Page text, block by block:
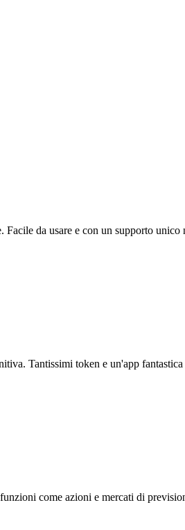
da usare e con un supporto unico
Tantissimi token e un'app
come azioni e mercati di